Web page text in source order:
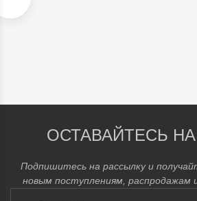
ОСТАВАЙТЕСЬ
Подпишитесь на рассылку и
новым поступлениям, распродажам